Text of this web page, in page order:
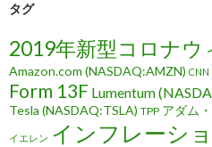
タグ
2019年新型コロナウ
Amazon.com (NASDAQ:AMZN) CNN
Form 13F Lumentum
Tesla (NASDAQ:TSLA) TPP アダム
イエレン インフレーシ